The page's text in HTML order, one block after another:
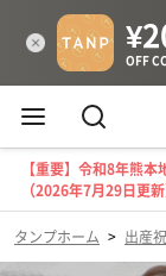
【重要】令和8年熊
（2026年7月29日更新
タンプホーム > 出産